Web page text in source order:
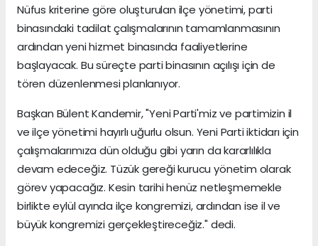
Nüfus kriterine göre oluşturulan ilçe yönetimi, parti
binasındaki tadilat çalışmalarının tamamlanmasının
ardından yeni hizmet binasında faaliyetlerine
başlayacak. Bu süreçte parti binasının açılışı için de
tören düzenlenmesi planlanıyor.
Başkan Bülent Kandemir, "Yeni Parti'miz ve partimizin il
ve ilçe yönetimi hayırlı uğurlu olsun. Yeni Parti iktidarı için
çalışmalarımıza dün olduğu gibi yarın da kararlılıkla
devam edeceğiz. Tüzük gereği kurucu yönetim olarak
görev yapacağız. Kesin tarihi henüz netleşmemekle
birlikte eylül ayında ilçe kongremizi, ardından ise il ve
büyük kongremizi gerçekleştireceğiz." dedi.